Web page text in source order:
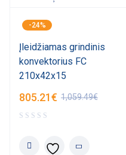
-24%
Įleidžiamas grindinis
konvektorius FC
210x42x15
1,059.49€
805.21€